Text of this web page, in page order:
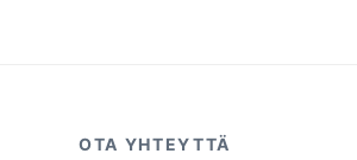
OTA YHTEYTTÄ